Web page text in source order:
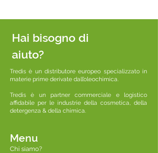
Hai bisogno di
aiuto?
Tredis è un distributore europeo specializzato in
materie prime derivate dall’oleochimica.
Tredis è un partner commerciale e logistico
affidabile per le industrie della cosmetica, della
detergenza & della chimica.
Chi siamo?
Menu